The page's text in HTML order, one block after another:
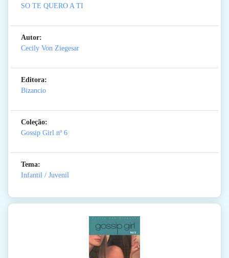
SO TE QUERO A TI
Autor:
Cecily Von Ziegesar
Editora:
Bizancio
Coleção:
Gossip Girl nº 6
Tema:
Infantil / Juvenil